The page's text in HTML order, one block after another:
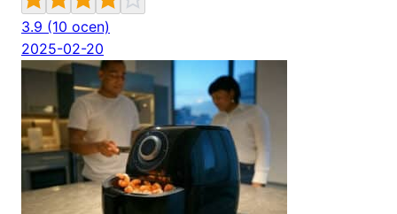
3.9 (10 ocen)
2025-02-20